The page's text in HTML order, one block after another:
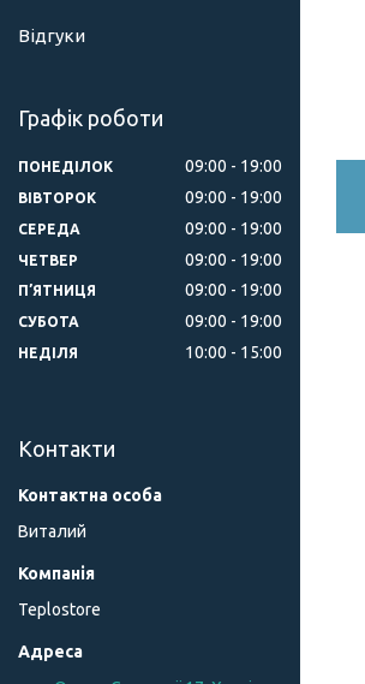
Відгуки
Графік роботи
ПОНЕДІЛОК 09:00 19:00
ВІВТОРОК 09:00 19:00
СЕРЕДА 09:00 19:00
ЧЕТВЕР 09:00 19:00
ПʼЯТНИЦЯ 09:00 19:00
СУБОТА 09:00 19:00
НЕДІЛЯ 10:00 15:00
Контакти
Виталий
Teplostore